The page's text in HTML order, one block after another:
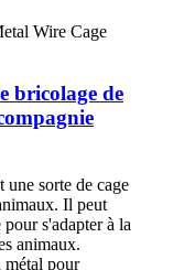
bricolage de
sorte de cage
Il peut
s'adapter à la
animaux.
métal pour